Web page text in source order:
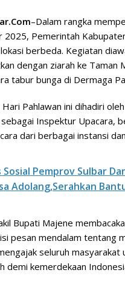
–Dalam rangka
Pemerintah
berbeda. Kegiatan
dengan ziarah ke Taman
tabur bunga di Dermaga
Pahlawan ini dihadiri
Inspektur Upacara,
dari berbagai instansi
Sosial Pemprov Sulbar
Adolang,Serahkan
Bupati Majene
pesan mendalam tentang
seluruh
demi kemerdekaan